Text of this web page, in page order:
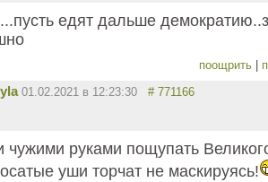
едят дальше
поощрить
01.02.2021 в 12:23:30 # 771166
руками пощупать
уши торчат не маскируясь!